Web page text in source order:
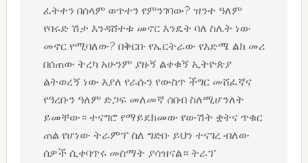
ፈትተን በሰላም ወጥተን የምንገባው? ዝንተ ዓለም
የባሩድ ሽታ እንዳሸተቱ መኖር እንዴት ባለ ስሌት ነው
መኖር የሚባለው? በቅርቡ የኤርትራው የእድሜ ልክ መሪ
በሰጠው ትረካ አሁንም ያዙኝ ልቀቁኝ ኢትዮጵያ
ልትወረኝ ነው እያለ የራሱን የውስጥ ችግር መሸፈኛና
የዓረቡን ዓለም ድጋፍ መለመኛ ሰበብ ስለሚሆንለት
ይመቸው። ተናግሮ የማይደክመው የውሽት ቋትና ጥቁር
ጠል የሆነው ትራምፕ ስለ ግድቡ ይህን ተናገረ ብለው
ሰዎች ሲቀባጥሩ መስማት ያሳዝናል። ትራፕ